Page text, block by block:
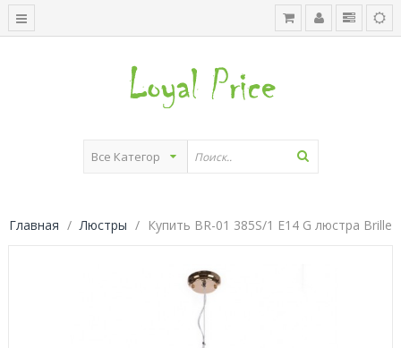
Главная Люстры Купить BR-01 385S/1 E14 G люстра Brille